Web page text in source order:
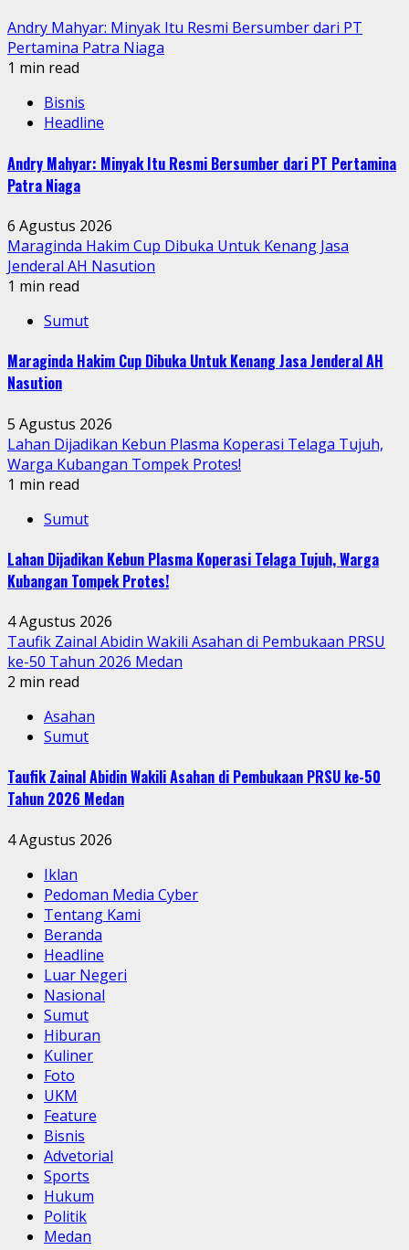
Andry Mahyar: Minyak Itu Resmi Bersumber dari PT
Pertamina Patra Niaga
1 min read
Bisnis
Headline
Andry Mahyar: Minyak Itu Resmi Bersumber dari PT Pertamina
Patra Niaga
6 Agustus 2026
Maraginda Hakim Cup Dibuka Untuk Kenang Jasa
Jenderal AH Nasution
1 min read
Sumut
Maraginda Hakim Cup Dibuka Untuk Kenang Jasa Jenderal AH
Nasution
5 Agustus 2026
Lahan Dijadikan Kebun Plasma Koperasi Telaga Tujuh,
Warga Kubangan Tompek Protes!
1 min read
Sumut
Lahan Dijadikan Kebun Plasma Koperasi Telaga Tujuh, Warga
Kubangan Tompek Protes!
4 Agustus 2026
Taufik Zainal Abidin Wakili Asahan di Pembukaan PRSU
ke-50 Tahun 2026 Medan
2 min read
Asahan
Sumut
Taufik Zainal Abidin Wakili Asahan di Pembukaan PRSU ke-50
Tahun 2026 Medan
4 Agustus 2026
Iklan
Pedoman Media Cyber
Tentang Kami
Beranda
Headline
Luar Negeri
Nasional
Sumut
Hiburan
Kuliner
Foto
UKM
Feature
Bisnis
Advetorial
Sports
Hukum
Politik
Medan